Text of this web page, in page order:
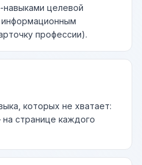
навыками целевой
профессии).
которых не хватает:
странице каждого